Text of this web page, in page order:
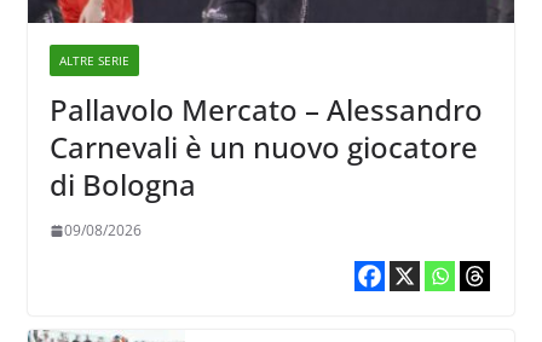
ALTRE SERIE
Pallavolo Mercato – Alessandro
Carnevali è un nuovo giocatore
di Bologna
09/08/2026